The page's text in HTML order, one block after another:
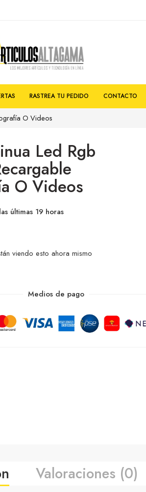
RASTREA TU PEDIDO CONTACTO
O Videos
Led Rgb
O Videos
últimas 19 horas
viendo esto ahora mismo
Medios de pago
Valoraciones (0)